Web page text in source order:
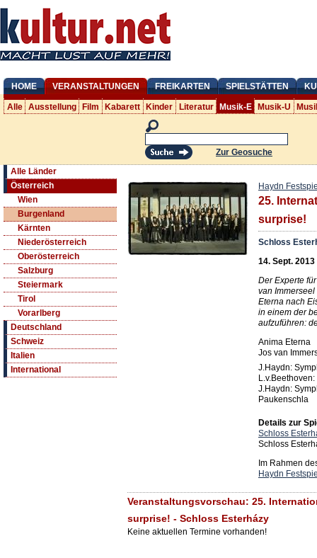
HOME VERANSTALTUNGEN FREIKARTEN SPIELSTÄTTEN
Alle Ausstellung Film Kabarett Kinder Literatur Musik-E Musik-U
Zur Geosuche
Alle Länder
Österreich
Wien
Burgenland
Kärnten
Niederösterreich
Oberösterreich
Salzburg
Steiermark
Tirol
Vorarlberg
Deutschland
Schweiz
Italien
International
Haydn
25.
surprise!
Schloss
14. Sept. 2013
Der Experte
van
Eterna nach
in einem der
aufzuführen:
Anima Eterna
Jos van
J.Haydn:
J.Haydn:
Paukenschla
Details zur
Schloss
Schloss
Im Rahmen
Haydn
Veranstaltungsvorschau: 25.
surprise! - Schloss Esterházy
Keine aktuellen Termine vorhanden!